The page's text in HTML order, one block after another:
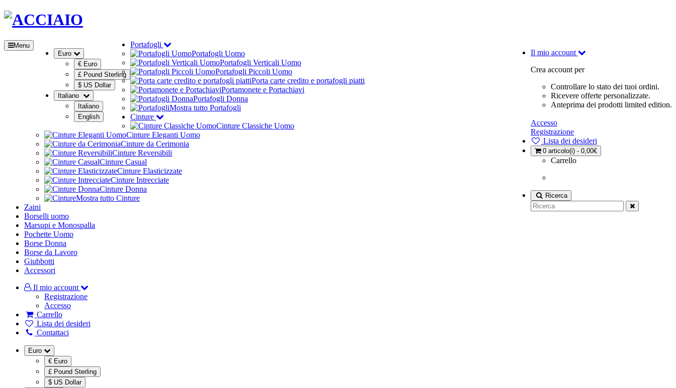
Menu
Il mio account
Crea account per
Controllare lo stato dei tuoi ordini.
Ricevere offerte personalizzate.
Anteprima dei prodotti limited edition.
Accesso
Registrazione
Lista dei desideri
0 articolo(i) - 0,00€
Carrello
Ricerca
Euro
€ Euro
£ Pound Sterling
$ US Dollar
Italiano
Italiano
English
Portafogli
Portafogli Uomo
Portafogli Verticali Uomo
Portafogli Piccoli Uomo
Porta carte credito e portafogli piatti
Portamonete e Portachiavi
Portafogli Donna
Mostra tutto Portafogli
Cinture
Cinture Classiche Uomo
Cinture Eleganti Uomo
Cinture da Cerimonia
Cinture Reversibili
Cinture Casual
Cinture Elasticizzate
Cinture Intrecciate
Cinture Donna
Mostra tutto Cinture
Zaini
Borselli uomo
Marsupi e Monospalla
Pochette Uomo
Borse Donna
Borse da Lavoro
Giubbotti
Accessori
Il mio account
Registrazione
Accesso
Carrello
Lista dei desideri
Contattaci
Euro
€ Euro
£ Pound Sterling
$ US Dollar